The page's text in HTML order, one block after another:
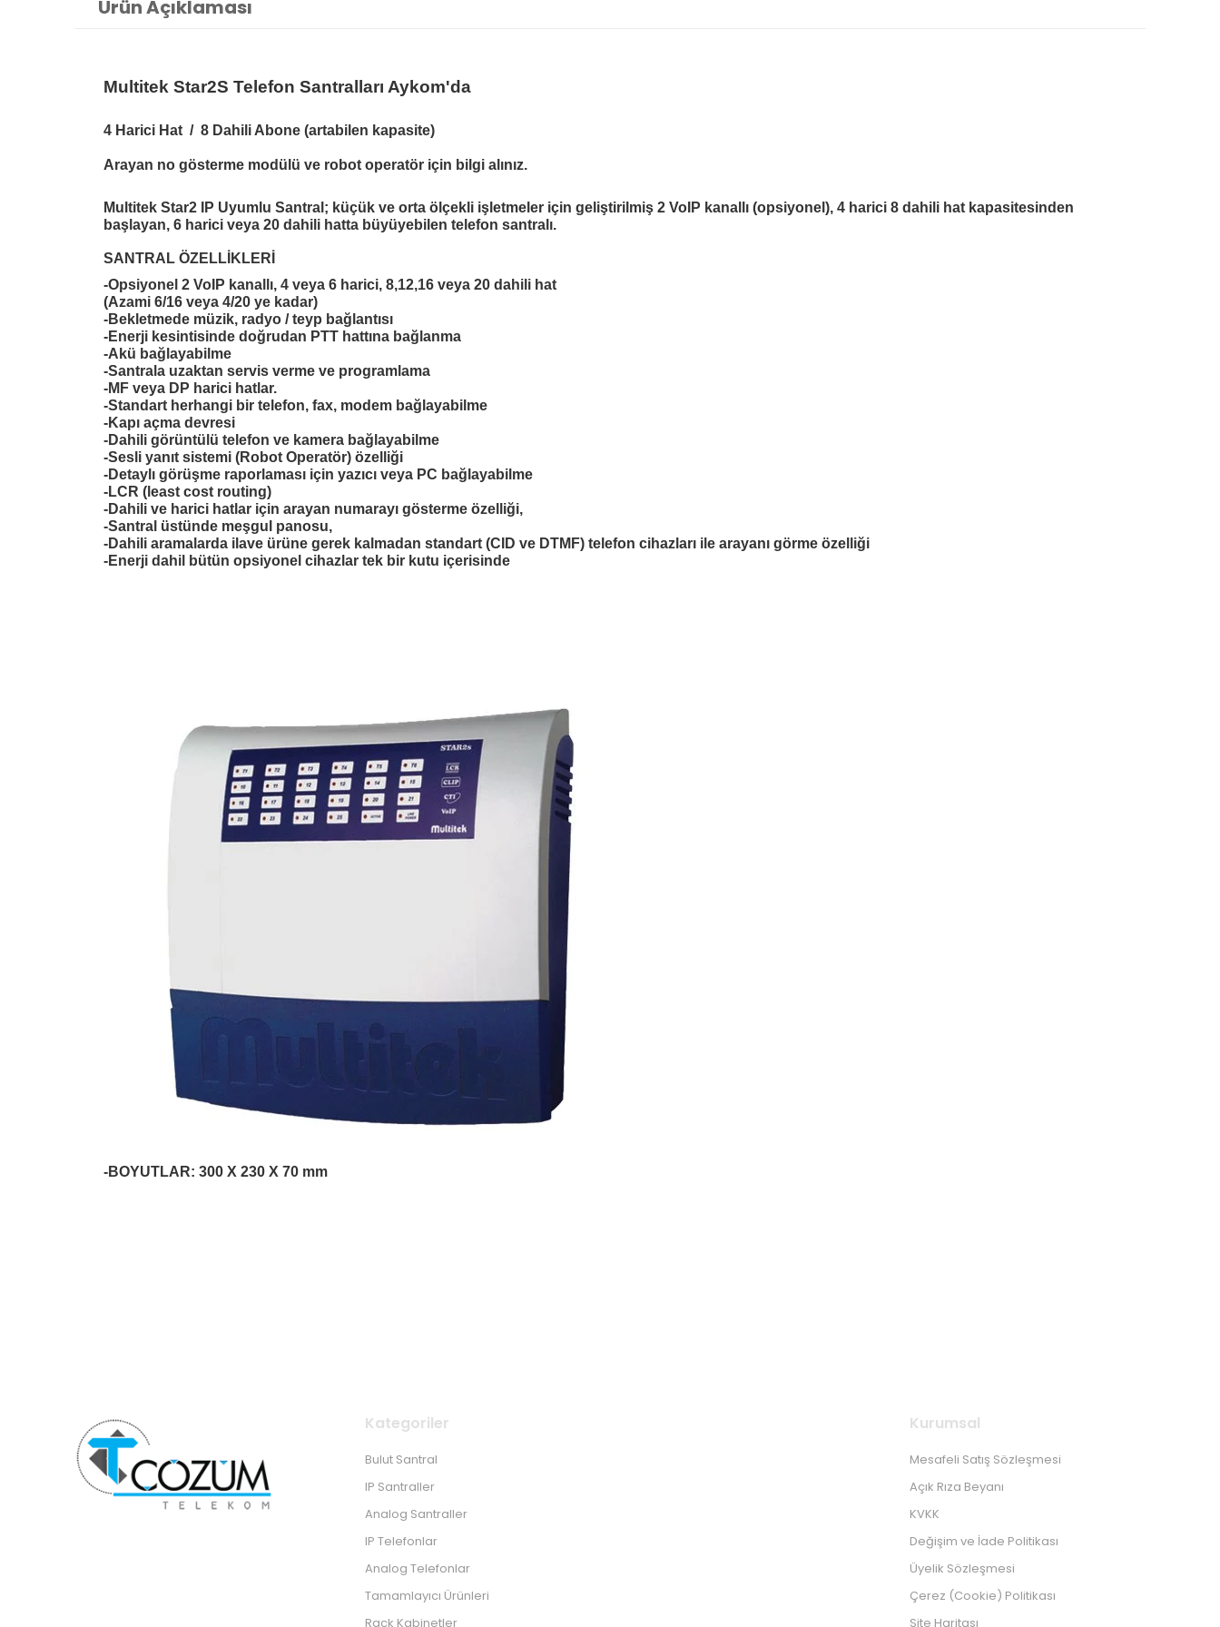
Ürün Açıklaması
Multitek Star2S Telefon Santralları Aykom'da
4 Harici Hat / 8 Dahili Abone (artabilen kapasite)
Arayan no gösterme modülü ve robot operatör için bilgi alınız.
Multitek Star2 IP Uyumlu Santral; küçük ve orta ölçekli işletmeler için geliştirilmiş 2 VoIP kanallı (opsiyonel), 4 harici 8 dahili hat kapasitesinden
başlayan, 6 harici veya 20 dahili hatta büyüyebilen telefon santralı.
SANTRAL ÖZELLİKLERİ
-Opsiyonel 2 VoIP kanallı, 4 veya 6 harici, 8,12,16 veya 20 dahili hat
(Azami 6/16 veya 4/20 ye kadar)
-Bekletmede müzik, radyo / teyp bağlantısı
-Enerji kesintisinde doğrudan PTT hattına bağlanma
-Akü bağlayabilme
-Santrala uzaktan servis verme ve programlama
-MF veya DP harici hatlar.
-Standart herhangi bir telefon, fax, modem bağlayabilme
-Kapı açma devresi
-Dahili görüntülü telefon ve kamera bağlayabilme
-Sesli yanıt sistemi (Robot Operatör) özelliği
-Detaylı görüşme raporlaması için yazıcı veya PC bağlayabilme
-LCR (least cost routing)
-Dahili ve harici hatlar için arayan numarayı gösterme özelliği,
-Santral üstünde meşgul panosu,
-Dahili aramalarda ilave ürüne gerek kalmadan standart (CID ve DTMF) telefon cihazları ile arayanı görme özelliği
-Enerji dahil bütün opsiyonel cihazlar tek bir kutu içerisinde
-BOYUTLAR: 300 X 230 X 70 mm
Kategoriler
Bulut Santral
IP Santraller
Analog Santraller
IP Telefonlar
Analog Telefonlar
Tamamlayıcı Ürünleri
Rack Kabinetler
Kurumsal
Mesafeli Satış Sözleşmesi
Açık Rıza Beyanı
KVKK
Değişim ve İade Politikası
Üyelik Sözleşmesi
Çerez (Cookie) Politikası
Site Haritası